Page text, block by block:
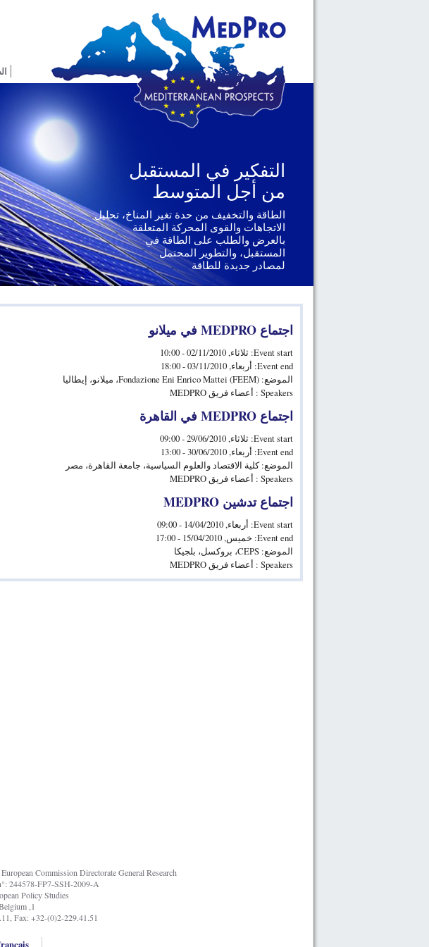
التفكير في المستقبل
من أجل المتوسط
الطاقة والتخفيف من حدة تغير المناخ، تحليل
الاتجاهات والقوى المحركة المتعلقة
بالعرض والطلب على الطاقة في
المستقبل، والتطوير المحتمل
لمصادر جديدة للطاقة
التفكير في المستقبل
من أجل المتوسط
الجغرافيا السياسية والحوكمة، يتناول التحديات السياسية
الإقليمية والدولية التي تواجهها دول
جنوب المتوسط
اجتماع MEDPRO في ميلانو
Event start: ثلاثاء, 02/11/2010 - 10:00
Event end: أربعاء, 03/11/2010 - 18:00
الموضع: (Fondazione Eni Enrico Mattei (FEEM، ميلانو، إيطاليا
Speakers :
أعضاء فريق MEDPRO
اجتماع MEDPRO في القاهرة
Event start: ثلاثاء, 29/06/2010 - 09:00
Event end: أربعاء, 30/06/2010 - 13:00
الموضع:كلية الاقتصاد والعلوم السياسية، جامعة القاهرة، مصر
Speakers :
أعضاء فريق MEDPRO
اجتماع تدشين MEDPRO
Event start: أربعاء, 14/04/2010 - 09:00
Event end: خميس, 15/04/2010 - 17:00
الموضع: CEPS، بروكسل، بلجيكا
Speakers :
أعضاء فريق MEDPRO
Commission Directorate General Research -
244578-FP7-SSH-2009-A
Policy Studies
1, place du Congrès, B-1000 Brussels, Belgium
Fax: +32-(0)2-229.41.51